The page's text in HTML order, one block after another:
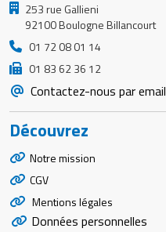
253 rue Gallieni
92100 Boulogne Billancourt
01 72 08 01 14
01 83 62 36 12
Contactez-nous par email
Découvrez
Notre mission
CGV
Mentions légales
Données personnelles